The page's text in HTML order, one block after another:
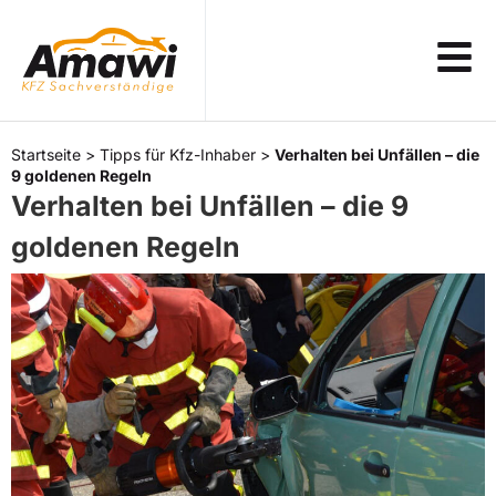
Startseite > Tipps für Kfz-Inhaber > Verhalten bei Unfällen – die
9 goldenen Regeln
Verhalten bei Unfällen – die 9
goldenen Regeln